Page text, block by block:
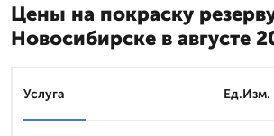
Цены на покраску
Новосибирске в августе
Услуга Ед.Изм.